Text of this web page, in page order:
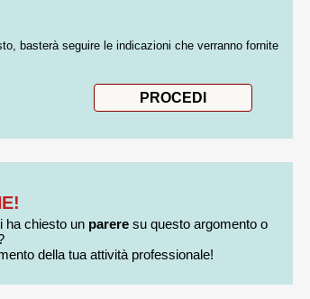
basterà seguire le indicazioni che verranno fornite
ha chiesto un pareresu questo argomento o
della tua attività professionale!